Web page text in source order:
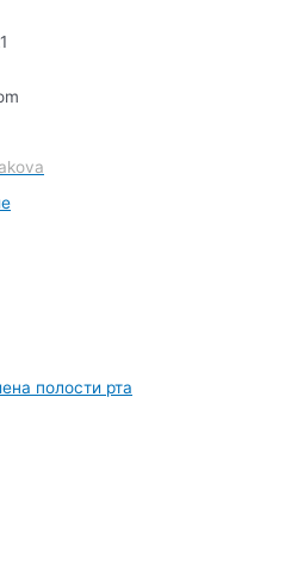
полости рта